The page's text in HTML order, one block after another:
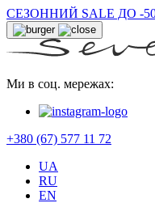
СЕЗОННИЙ SALE ДО -
Ми в соц. мережах:
+380 (67) 577 11 72
UA
RU
EN